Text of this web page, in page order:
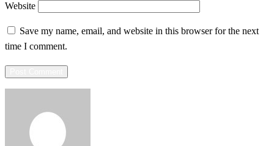
Website
Save my name, email, and website in this browser for the next
time I comment.